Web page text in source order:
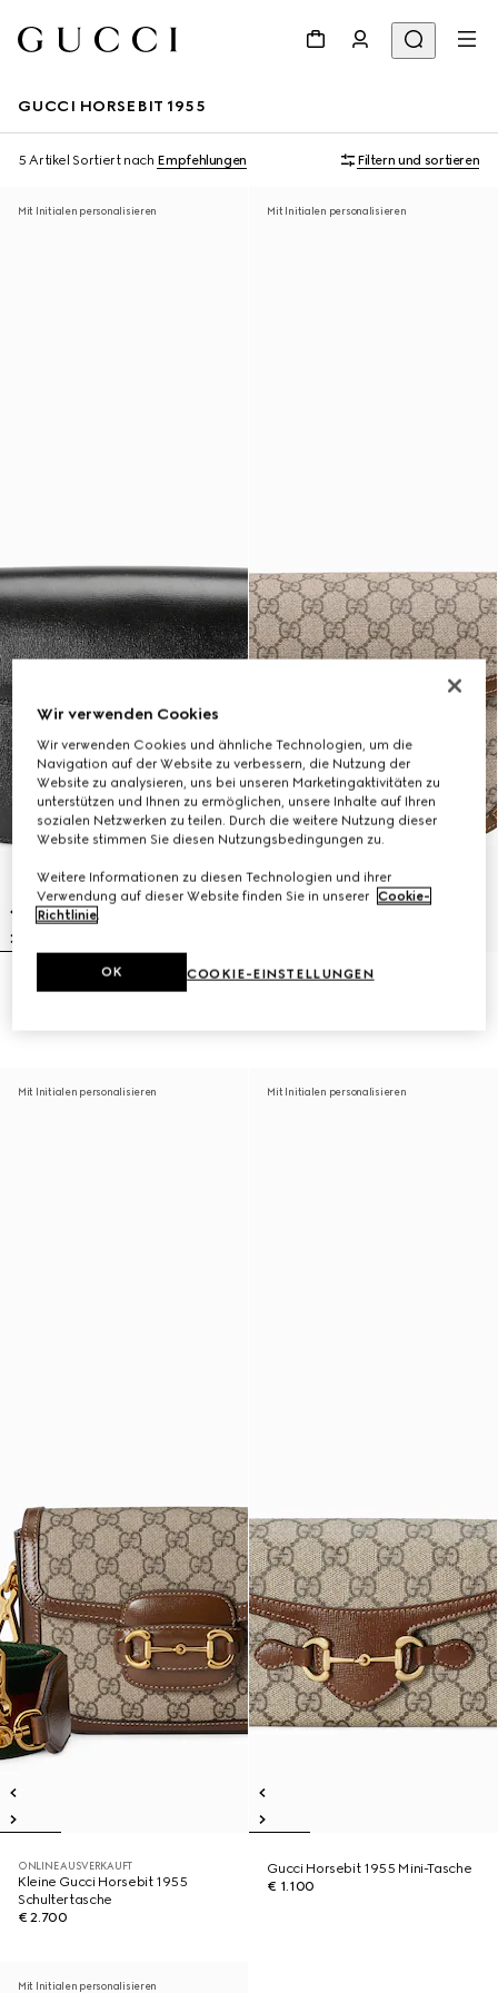
GUCCI HORSEBIT 1955
5 Artikel Sortiert nach Empfehlungen Filtern und sortieren
Mit Initialen personalisieren
Mittelgroße Gucci Horsebit 1955
Mit Initialen personalisieren
Mit Initialen personalisieren
ONLINE AUSVERKAUFT
Kleine Gucci Horsebit 1955
Schultertasche
€ 2.700
Mit Initialen personalisieren
Gucci Horsebit 1955 Mini-Tasche
€ 1.100
Mit Initialen personalisieren
Wir verwenden Cookies
Wir verwenden Cookies und ähnliche Technologien, um die
Navigation auf der Website zu verbessern, die Nutzung der
Website zu analysieren, uns bei unseren Marketingaktivitäten zu
unterstützen und Ihnen zu ermöglichen, unsere Inhalte auf Ihren
sozialen Netzwerken zu teilen. Durch die weitere Nutzung dieser
Website stimmen Sie diesen Nutzungsbedingungen zu.
Weitere Informationen zu diesen Technologien und ihrer
Verwendung auf dieser Website finden Sie in unserer Cookie-
Richtlinie.
COOKIE-EINSTELLUNGEN
OK